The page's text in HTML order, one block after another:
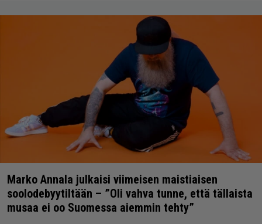
Marko Annala julkaisi viimeisen maistiaisen
soolodebyytiltään – ”Oli vahva tunne, että tällaista
musaa ei oo Suomessa aiemmin tehty”